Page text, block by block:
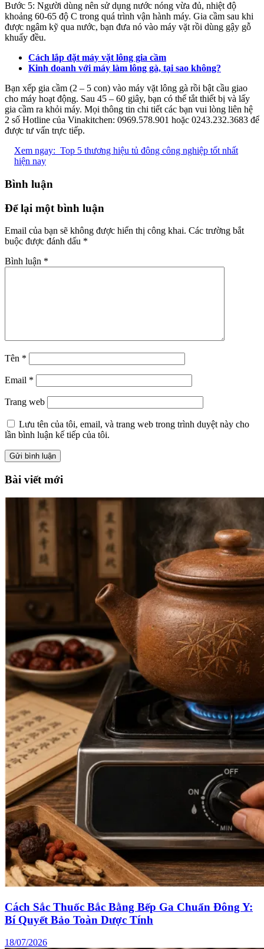
Bước 5: Người dùng nên sử dụng nước nóng vừa đủ, nhiệt độ
khoảng 60-65 độ C trong quá trình vận hành máy. Gia cầm sau khi
được ngâm kỹ qua nước, bạn đưa nó vào máy vặt rồi dùng gậy gỗ
khuấy đều.
Cách lắp đặt máy vặt lông gia cầm
Kinh doanh với máy làm lông gà, tại sao không?
Bạn xếp gia cầm (2 – 5 con) vào máy vặt lông gà rồi bật cầu giao
cho máy hoạt động. Sau 45 – 60 giây, bạn có thể tắt thiết bị và lấy
gia cầm ra khỏi máy. Mọi thông tin chi tiết các bạn vui lòng liên hệ
2 số Hotline của Vinakitchen: 0969.578.901 hoặc 0243.232.3683 để
được tư vấn trực tiếp.
Xem ngay: Top 5 thương hiệu tủ đông công nghiệp tốt nhất
hiện nay
Bình luận
Để lại một bình luận
Email của bạn sẽ không được hiển thị công khai. Các trường bắt
buộc được đánh dấu *
Bình luận *
Tên *
Email *
Trang web
Lưu tên của tôi, email, và trang web trong trình duyệt này cho
lần bình luận kế tiếp của tôi.
Bài viết mới
Cách Sắc Thuốc Bắc Bằng Bếp Ga Chuẩn Đông Y:
Bí Quyết Bảo Toàn Dược Tính
18/07/2026